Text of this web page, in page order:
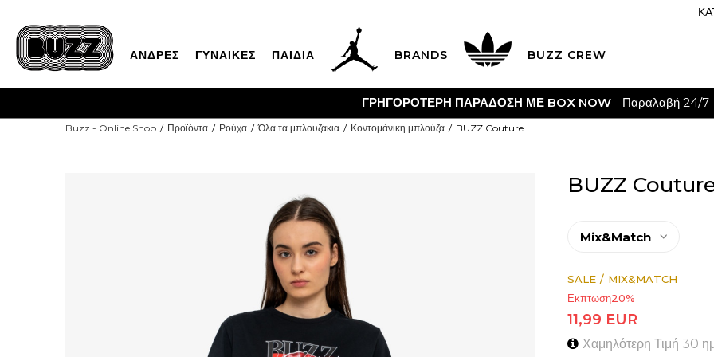
ΑΝΔΡΕΣ ΓΥΝΑΙΚΕΣ ΠΑΙΔΙΑ BRANDS BUZZ CREW
CLICK &
Buzz - Online Shop Προϊόντα Ρούχα Όλα τα μπλουζάκια Κοντομάνικη μπλούζα BUZZ Couture
BUZZ
Mix&Match
Mix & Match
SALE
MIX&MATCH
Εκπτωση20%
11,99 EUR
Χαμηλότερη Τιμή 30